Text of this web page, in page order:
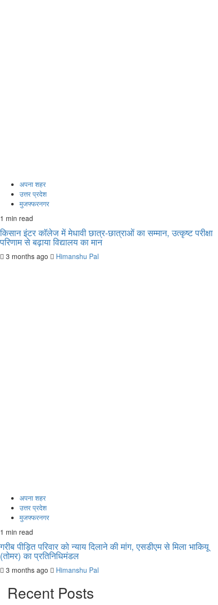
अपना शहर
उत्तर प्रदेश
मुजफ्फरनगर
1 min read
किसान इंटर कॉलेज में मेधावी छात्र-छात्राओं का सम्मान, उत्कृष्ट परीक्षा
परिणाम से बढ़ाया विद्यालय का मान
3 months ago Himanshu Pal
अपना शहर
उत्तर प्रदेश
मुजफ्फरनगर
1 min read
गरीब पीड़ित परिवार को न्याय दिलाने की मांग, एसडीएम से मिला भाकियू
(तोमर) का प्रतिनिधिमंडल
3 months ago Himanshu Pal
Recent Posts